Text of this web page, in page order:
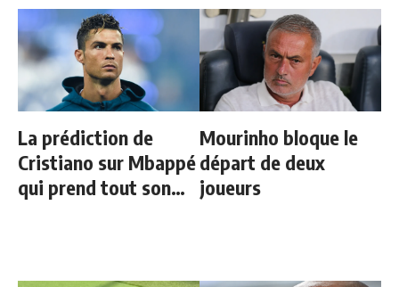
La prédiction de
Cristiano sur Mbappé
qui prend tout son
Mourinho bloque le
départ de deux
joueurs